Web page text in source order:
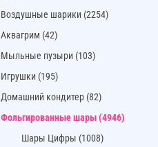
Воздушные шарики (2254)
Аквагрим (42)
Мыльные пузыри (103)
Игрушки (195)
Домашний кондитер (82)
Фольгированные шары (4946)
Шары Цифры (1008)